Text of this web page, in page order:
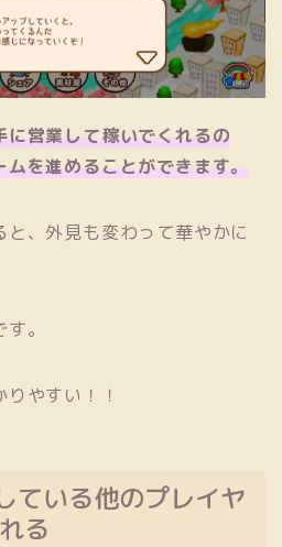
営業して稼いでくれるの
を進めることができます。
、外見も変わって華やかに
。
やすい！！
いる他のプレイヤ
る